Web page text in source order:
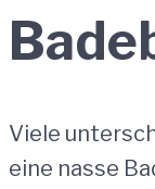
Viele
eine nasse